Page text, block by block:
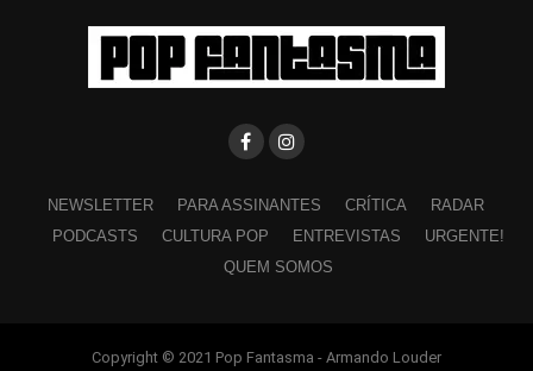
NEWSLETTER PARA ASSINANTES CRÍTICA
RADAR
PODCASTS
CULTURA POP ENTREVISTAS
URGENTE!
QUEM SOMOS
Copyright © 2021 Pop Fantasma - Armando Louder